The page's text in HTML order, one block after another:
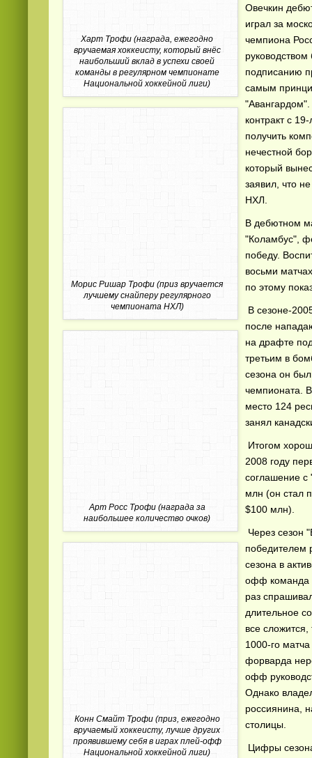
Харт Трофи (награда, ежегодно
вручаемая хоккеисту, который внёс
наибольший вклад в успехи своей
команды в регулярном чемпионате
Национальной хоккейной лиги)
Морис Ришар Трофи (приз вручается
лучшему снайперу регулярного
чемпионата НХЛ)
Арт Росс Трофи (награда за
наибольшее количество очков)
Конн Смайт Трофи (приз, ежегодно
вручаемый хоккеисту, лучше других
проявившему себя в играх плей-офф
Национальной хоккейной лиги)
Овечкин
играл за
чемпиона
подписанию
самым
"Авангардом".
контракт с
получить
нечестной
который
заявил, что
НХЛ.
В дебютном
"Коламбус",
победу.
восьми
по этому
В сезоне-
после
на драфте
третьим в
сезона он
чемпионата.
место 124
занял
Итогом
2008 году
соглашение с
млн (он стал
$100 млн).
Через сезон
победителем
сезона в
офф команда
раз
длительное
все
1000-го
форварда
офф
Однако
россиянина,
столицы.
Цифры